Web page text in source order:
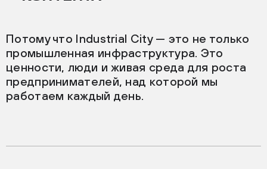
Потому что Industrial City — это не только
промышленная инфраструктура. Это
ценности, люди и живая среда для роста
предпринимателей, над которой мы
работаем каждый день.